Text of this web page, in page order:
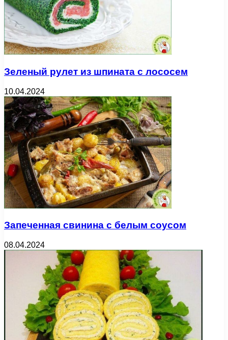
Зеленый рулет из шпината с лососем
10.04.2024
Запеченная свинина с белым соусом
08.04.2024